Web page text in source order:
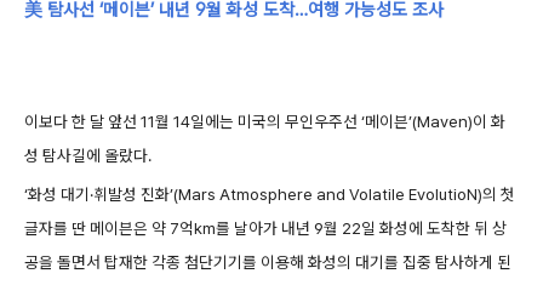
美 탐사선 ‘메이븐’ 내년 9월 화성 도착…여행 가능성도 조사
이보다 한 달 앞선 11월 14일에는 미국의 무인우주선 ‘메이븐’(Maven)이 화
성 탐사길에 올랐다.
‘화성 대기·휘발성 진화’(Mars Atmosphere and Volatile EvolutioN)의 첫
글자를 딴 메이븐은 약 7억km를 날아가 내년 9월 22일 화성에 도착한 뒤 상
공을 돌면서 탑재한 각종 첨단기기를 이용해 화성의 대기를 집중 탐사하게 된